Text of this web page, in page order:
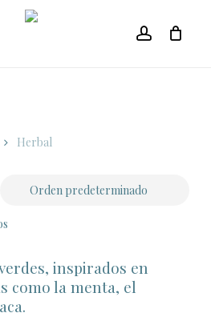
account
Herbal
Close
inspirados en
como la menta, el